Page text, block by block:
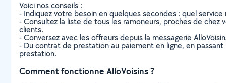
Voici nos conseils :
- Indiquez votre besoin en quelques secondes : quel
- Consultez la liste de tous les ramoneurs, proches de chez
clients.
- Conversez avec les offreurs depuis la messagerie
- Du contrat de prestation au paiement en ligne, en
prestation.
Comment fonctionne AlloVoisins ?